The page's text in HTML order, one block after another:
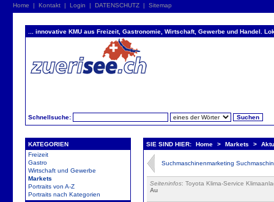
Home | Kontakt | Login | DATENSCHUTZ | Sitemap
... innovative KMU aus Freizeit, Gastronomie, Wirtschaft, Gewerbe und Handel.
Schnellsuche:
KATEGORIEN
Freizeit
Gastro
Wirtschaft und Gewerbe
Markets
Portraits von A-Z
Portraits nach Kategorien
SIE SIND HIER: Home > Markets >
Suchmaschinenmarketing
Seiteninfos: Toyota Klima-Service
Au